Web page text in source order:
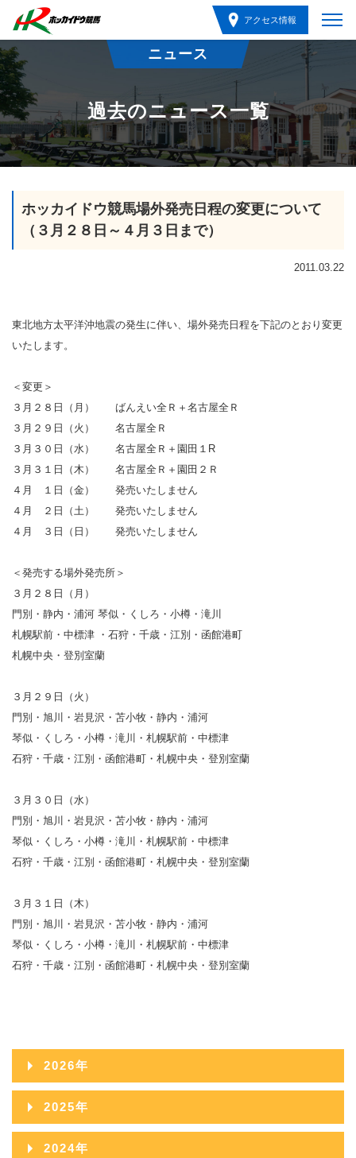
アクセス情報
ニュース
過去のニュース一覧
ホッカイドウ競馬場外発売日程の変更について
（３月２８日～４月３日まで）
2011.03.22
東北地方太平洋沖地震の発生に伴い、場外発売日程を下記のとおり変更
いたします。
＜変更＞
３月２８日（月） ばんえい全Ｒ＋名古屋全Ｒ
３月２９日（火） 名古屋全Ｒ
３月３０日（水） 名古屋全Ｒ＋園田１R
３月３１日（木） 名古屋全Ｒ＋園田２Ｒ
４月 １日（金） 発売いたしません
４月 ２日（土） 発売いたしません
４月 ３日（日） 発売いたしません
＜発売する場外発売所＞
３月２８日（月）
門別・静内・浦河 琴似・くしろ・小樽・滝川
札幌駅前・中標津 ・石狩・千歳・江別・函館港町
札幌中央・登別室蘭
３月２９日（火）
門別・旭川・岩見沢・苫小牧・静内・浦河
琴似・くしろ・小樽・滝川・札幌駅前・中標津
石狩・千歳・江別・函館港町・札幌中央・登別室蘭
３月３０日（水）
門別・旭川・岩見沢・苫小牧・静内・浦河
琴似・くしろ・小樽・滝川・札幌駅前・中標津
石狩・千歳・江別・函館港町・札幌中央・登別室蘭
３月３１日（木）
門別・旭川・岩見沢・苫小牧・静内・浦河
琴似・くしろ・小樽・滝川・札幌駅前・中標津
石狩・千歳・江別・函館港町・札幌中央・登別室蘭
2026年
2026年08月
2026年07月
2025年
2025年12月
2024年